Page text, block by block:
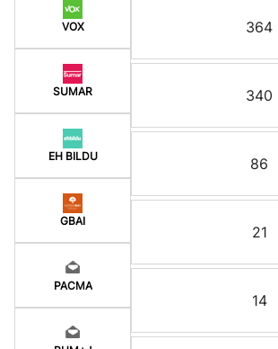
VOX
SUMAR
EH BILDU
GBAI
PACMA
364
340
86
21
14